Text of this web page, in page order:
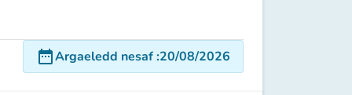
date_rangeArgaeledd nesaf:20/08/2026